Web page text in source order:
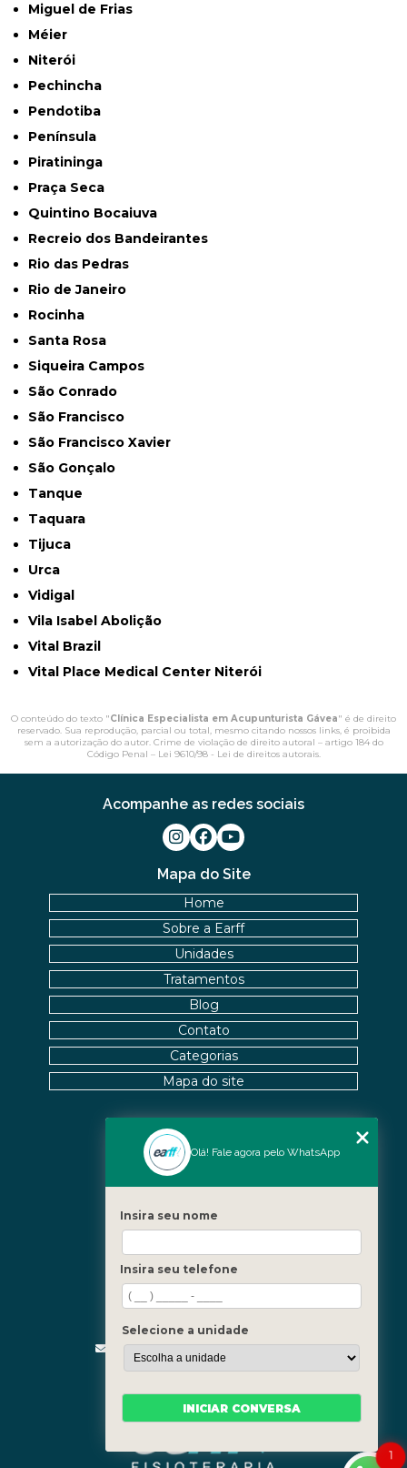
Miguel de Frias
Méier
Niterói
Pechincha
Pendotiba
Península
Piratininga
Praça Seca
Quintino Bocaiuva
Recreio dos Bandeirantes
Rio das Pedras
Rio de Janeiro
Rocinha
Santa Rosa
Siqueira Campos
São Conrado
São Francisco
São Francisco Xavier
São Gonçalo
Tanque
Taquara
Tijuca
Urca
Vidigal
Vila Isabel Abolição
Vital Brazil
Vital Place Medical Center Niterói
O conteúdo do texto "Clínica Especialista em Acupunturista Gávea" é de direito
reservado. Sua reprodução, parcial ou total, mesmo citando nossos links, é proibida
sem a autorização do autor. Crime de violação de direito autoral – artigo 184 do
Código Penal – Lei 9610/98 - Lei de direitos autorais.
Fale Conosco
(21) 3619-5657
(21) 99390-3850
contato@fisioterapiainvestigativa.com
Segunda a sexta, das 7h às 21h
Nossas Unidades
Barra - Rio de Janeiro
Mapa do Site
Home
Sobre a Earff
Unidades
Tratamentos
Blog
Contato
Categorias
Mapa do site
Acompanhe as redes sociais
1
Olá! Fale agora pelo WhatsApp
Insira seu nome
Insira seu telefone
Selecione a unidade
INICIAR CONVERSA